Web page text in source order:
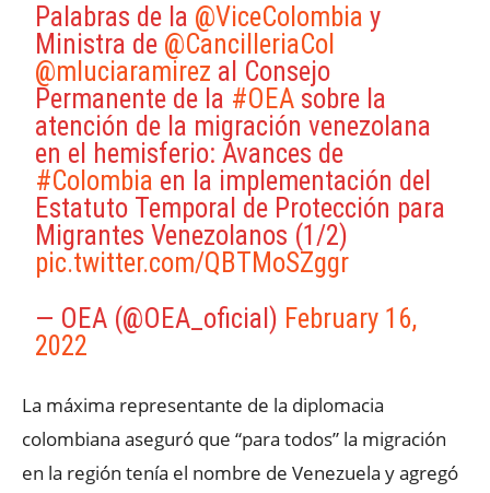
Palabras de la @ViceColombia y
Ministra de @CancilleriaCol
@mluciaramirez al Consejo
Permanente de la #OEA sobre la
atención de la migración venezolana
en el hemisferio: Avances de
#Colombia en la implementación del
Estatuto Temporal de Protección para
Migrantes Venezolanos (1/2)
pic.twitter.com/QBTMoSZggr
— OEA (@OEA_oficial) February 16,
2022
La máxima representante de la diplomacia
colombiana aseguró que “para todos” la migración
en la región tenía el nombre de Venezuela y agregó